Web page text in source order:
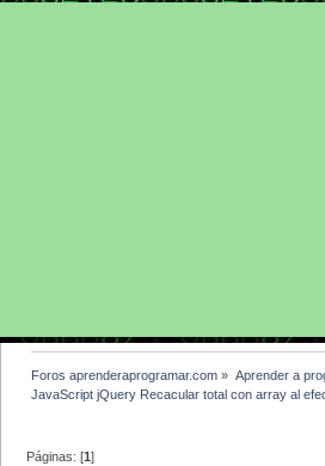
Foros aprenderaprogramar.com » Aprender a
JavaScript jQuery Recacular total con array al
Páginas: [1]